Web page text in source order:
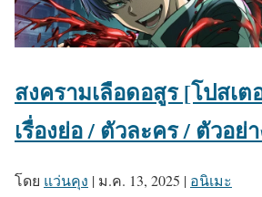
สงครามเลือดอสูร [โปสเ
เรื่องย่อ / ตัวละคร / ตัวอย่
โดย แว่นคุง | ม.ค. 13, 2025 | อนิเมะ